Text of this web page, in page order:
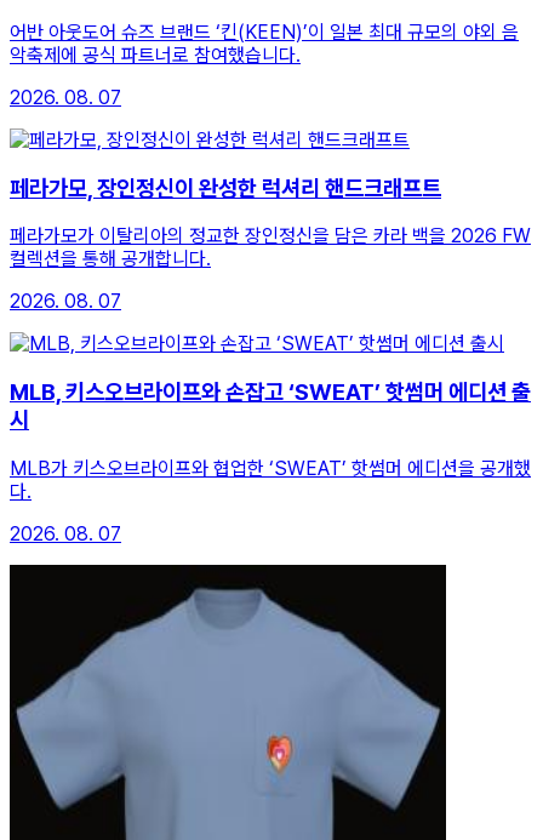
어반 아웃도어 슈즈 브랜드 ‘킨(KEEN)’이 일본 최대 규모의 야외 음
악축제에 공식 파트너로 참여했습니다.
2026. 08. 07
페라가모, 장인정신이 완성한 럭셔리 핸드크래프트
페라가모가 이탈리아의 정교한 장인정신을 담은 카라 백을 2026 FW
컬렉션을 통해 공개합니다.
2026. 08. 07
MLB, 키스오브라이프와 손잡고 ‘SWEAT’ 핫썸머 에디션 출
시
MLB가 키스오브라이프와 협업한 ‘SWEAT’ 핫썸머 에디션을 공개했
다.
2026. 08. 07